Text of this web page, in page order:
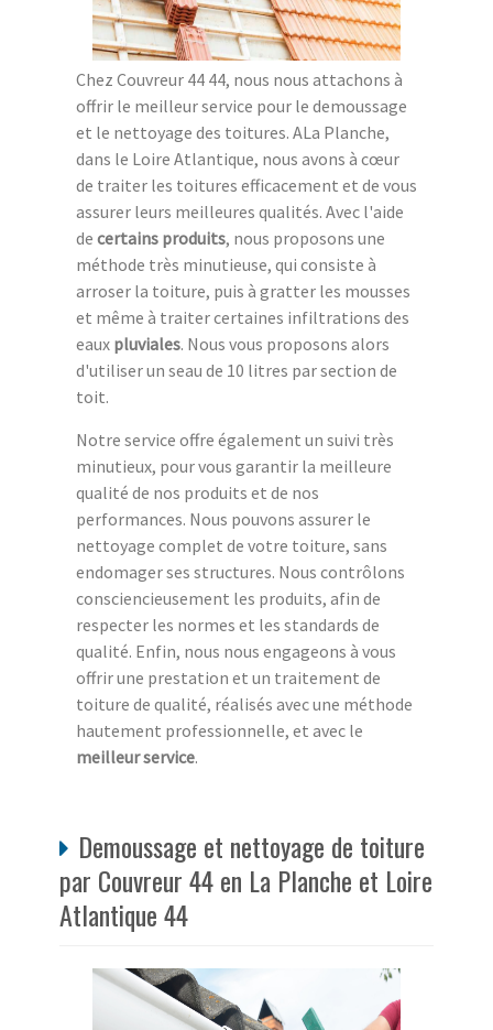
Chez Couvreur 44 44, nous nous attachons à
offrir le meilleur service pour le demoussage
et le nettoyage des toitures. ALa Planche,
dans le Loire Atlantique, nous avons à cœur
de traiter les toitures efficacement et de vous
assurer leurs meilleures qualités. Avec l'aide
de certains produits, nous proposons une
méthode très minutieuse, qui consiste à
arroser la toiture, puis à gratter les mousses
et même à traiter certaines infiltrations des
eaux pluviales. Nous vous proposons alors
d'utiliser un seau de 10 litres par section de
toit.
Notre service offre également un suivi très
minutieux, pour vous garantir la meilleure
qualité de nos produits et de nos
performances. Nous pouvons assurer le
nettoyage complet de votre toiture, sans
endomager ses structures. Nous contrôlons
consciencieusement les produits, afin de
respecter les normes et les standards de
qualité. Enfin, nous nous engageons à vous
offrir une prestation et un traitement de
toiture de qualité, réalisés avec une méthode
hautement professionnelle, et avec le
meilleur service.
Demoussage et nettoyage de toiture
par Couvreur 44 en La Planche et Loire
Atlantique 44